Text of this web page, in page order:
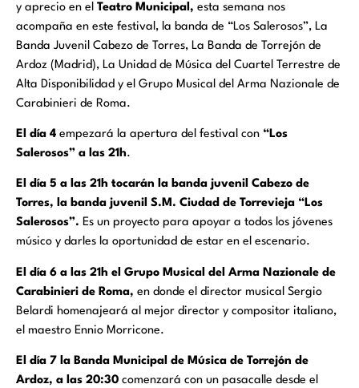
y aprecio en el Teatro Municipal, esta semana nos
acompaña en este festival, la banda de “Los Salerosos”, La
Banda Juvenil Cabezo de Torres, La Banda de Torrejón de
Ardoz (Madrid), La Unidad de Música del Cuartel Terrestre de
Alta Disponibilidad y el Grupo Musical del Arma Nazionale de
Carabinieri de Roma.
El día 4 empezará la apertura del festival con “Los
Salerosos” a las 21h.
El día 5 a las 21h tocarán la banda juvenil Cabezo de
Torres, la banda juvenil S.M. Ciudad de Torrevieja “Los
Salerosos”. Es un proyecto para apoyar a todos los jóvenes
músico y darles la oportunidad de estar en el escenario.
El día 6 a las 21h el Grupo Musical del Arma Nazionale de
Carabinieri de Roma, en donde el director musical Sergio
Belardi homenajeará al mejor director y compositor italiano,
el maestro Ennio Morricone.
El día 7 la Banda Municipal de Música de Torrejón de
Ardoz, a las 20:30 comenzará con un pasacalle desde el